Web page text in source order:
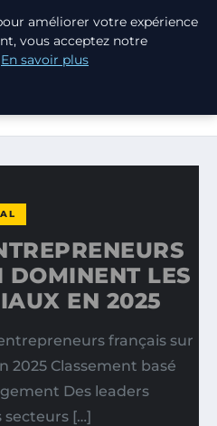
FRANÇAIS QUI DOMINENT
DOMINENT LES
EN 2025
français sur
2025 Classement basé
Des leaders
secteurs […]
améliorer votre expérience
vous acceptez notre
En savoir plus